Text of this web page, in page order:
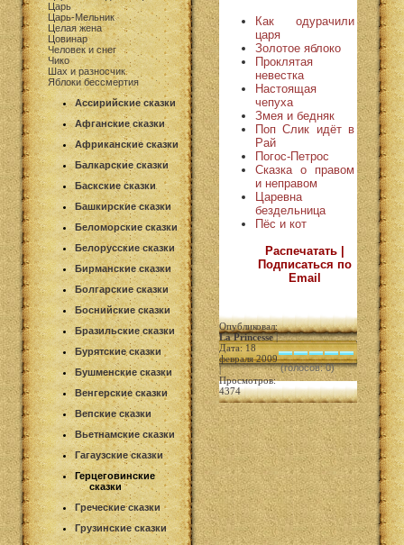
Царь
Царь-Мельник
Целая жена
Цовинар
Человек и снег
Чико
Шах и разносчик
Яблоки бессмертия
Ассирийские сказки
Афганские сказки
Африканские сказки
Балкарские сказки
Баскские сказки
Башкирские сказки
Беломорские сказки
Белорусские сказки
Бирманские сказки
Болгарские сказки
Боснийские сказки
Бразильские сказки
Бурятские сказки
Бушменские сказки
Венгерские сказки
Вепские сказки
Вьетнамские сказки
Гагаузские сказки
Герцеговинские
сказки
Греческие сказки
Грузинские сказки
Как одурачили
царя
Золотое яблоко
Проклятая
невестка
Настоящая
чепуха
Змея и бедняк
Поп Слик идёт в
Рай
Погос-Петрос
Сказка о правом
и неправом
Царевна
бездельница
Пёс и кот
Распечатать |
Подписаться по
Email
Опубликовал:
La Princesse|
Дата: 18
февраля 2009
|
Просмотров:
4374
(голосов: 0)